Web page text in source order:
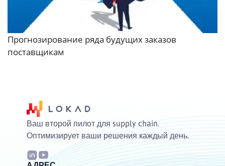
Прогнозирование ряда будущих заказов
поставщикам
Ваш второй пилот для supply chain.
Оптимизирует ваши решения каждый день.